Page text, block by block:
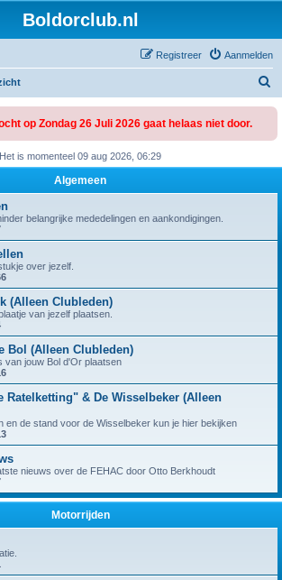
Boldorclub.nl
Aanmelden
Registreer
op Zondag 26 Juli 2026 gaat helaas niet door.
Het is momenteel 09 aug 2026, 06:29
Algemeen
belangrijke mededelingen en aankondigingen.
over jezelf.
(Alleen Clubleden)
van jezelf plaatsen.
Bol (Alleen Clubleden)
van jouw Bol d'Or plaatsen
Ratelketting" & De Wisselbeker (Alleen
en de stand voor de Wisselbeker kun je hier bekijken
nieuws over de FEHAC door Otto Berkhoudt
Motorrijden